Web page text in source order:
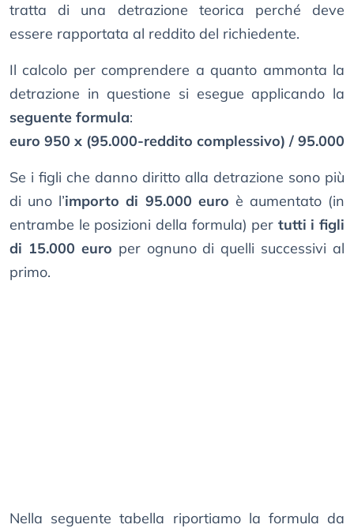
tratta di una detrazione teorica perché deve
essere rapportata al reddito del richiedente.
Il calcolo per comprendere a quanto ammonta la
detrazione in questione si esegue applicando la
seguente formula:
euro 950 x (95.000-reddito complessivo) / 95.000
Se i figli che danno diritto alla detrazione sono più
di uno l’importo di 95.000 euro è aumentato (in
entrambe le posizioni della formula) per tutti i figli
di 15.000 euro per ognuno di quelli successivi al
primo.
Nella seguente tabella riportiamo la formula da